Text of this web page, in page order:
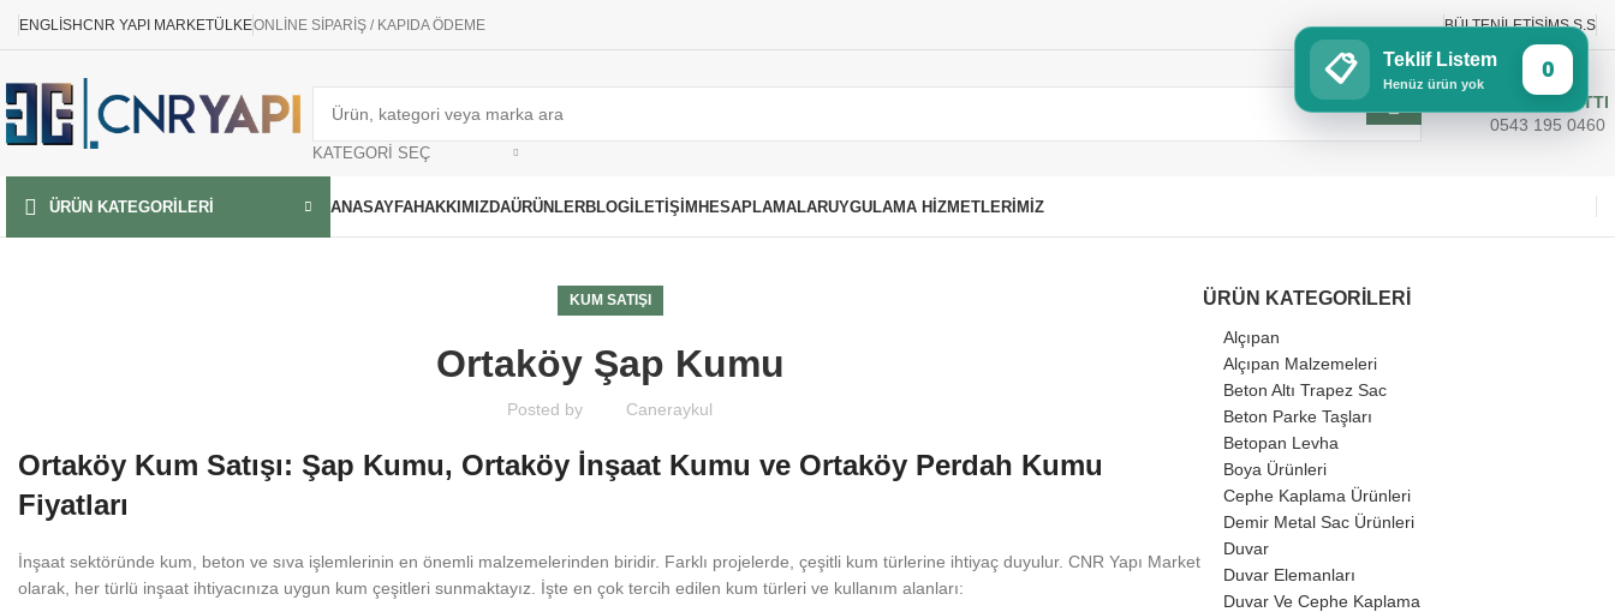
ENGLISHCNR YAPI MARKETÜLKEONLİNE SİPARİŞ / KAPIDA ÖDEME BÜLTENİLETIŞIMS.S.S
KATEGORI SEÇ
SİPARİŞ HATTI
0543 195 0460
ÜRÜN KATEGORILERI ANASAYFAHAKKIMIZDAÜRÜNLERBLOGİLETIŞIMHESAPLAMALARUYGULAMA HIZMETLERIMIZ
KUM SATIŞI
Ortaköy Şap Kumu
Posted by Caneraykul
Ortaköy Kum Satışı: Şap Kumu, Ortaköy İnşaat Kumu ve Ortaköy Perdah Kumu
Fiyatları
İnşaat sektöründe kum, beton ve sıva işlemlerinin en önemli malzemelerinden biridir. Farklı projelerde, çeşitli kum türlerine ihtiyaç duyulur. CNR Yapı Market
olarak, her türlü inşaat ihtiyacınıza uygun kum çeşitleri sunmaktayız. İşte en çok tercih edilen kum türleri ve kullanım alanları:
ÜRÜN KATEGORILERI
Alçıpan
Alçıpan Malzemeleri
Beton Altı Trapez Sac
Beton Parke Taşları
Betopan Levha
Boya Ürünleri
Cephe Kaplama Ürünleri
Demir Metal Sac Ürünleri
Duvar
Duvar Elemanları
Duvar Ve Cephe Kaplama
📋 Teklif Listem
Henüz ürün yok
0